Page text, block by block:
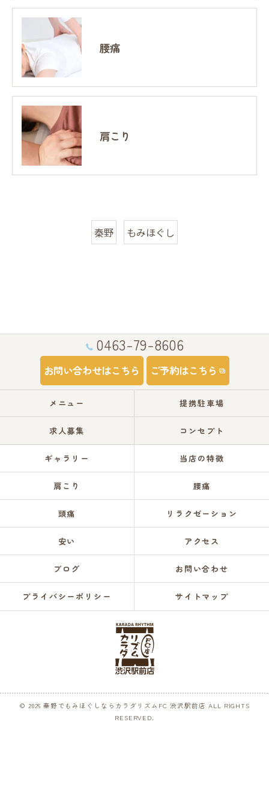
腰痛
肩こり
秦野 もみほぐし
0463-79-8606
お問い合わせはこちら ご予約はこちら
メニュー 提携駐車場
求人募集 コンセプト
ギャラリー 当店の特徴
肩こり 腰痛
頭痛 リラクゼーション
安い アクセス
ブログ お問い合わせ
プライバシーポリシー サイトマップ
© 2026 秦野でもみほぐしならカラダリズムFC 渋沢駅前店 ALL RIGHTS
RESERVED.